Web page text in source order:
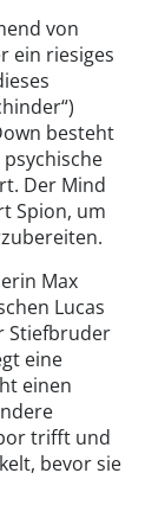
von
ein riesiges
besteht
Der Mind
Spion, um
Max
Lucas
Stiefbruder
eine
einen
trifft und
bevor sie